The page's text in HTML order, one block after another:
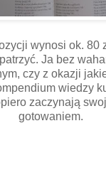
wynosi ok. 80
Ja bez
czy z okazji
wiedzy
zaczynają
gotowaniem.